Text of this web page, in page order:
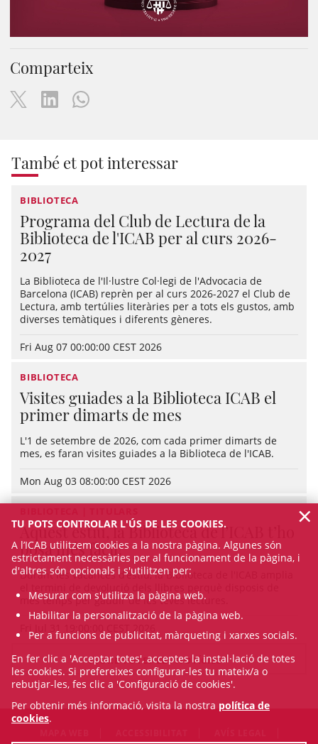
Comparteix
També et pot interessar
BIBLIOTECA
Programa del Club de Lectura de la
Biblioteca de l'ICAB per al curs 2026-
2027
La Biblioteca de l'Il·lustre Col·legi de l'Advocacia de
Barcelona (ICAB) reprèn per al curs 2026-2027 el Club de
Lectura, amb tertúlies literàries per a tots els gustos, amb
diverses temàtiques i diferents gèneres.
Fri Aug 07 00:00:00 CEST 2026
BIBLIOTECA
Visites guiades a la Biblioteca ICAB el
primer dimarts de mes
L'1 de setembre de 2026, com cada primer dimarts de
mes, es faran visites guiades a la Biblioteca de l'ICAB.
Mon Aug 03 08:00:00 CEST 2026
Aquest estiu, la Biblioteca de l’ICAB t’ho
posa més fàcil!
Durant les vacances d’estiu, la Biblioteca de l'ICAB amplia
més temps per gaudir de les teves lectures.
Fri Jul 31 19:00:00 CEST 2026
VEURE TOTES LES NOTÍCIES
TU POTS CONTROLAR L'ÚS DE LES COOKIES.
A l’ICAB utilitzem cookies a la nostra pàgina. Algunes són
estrictament necessàries per al funcionament de la pàgina, i
d'altres són opcionals i s'utilitzen per:
Mesurar com s'utilitza la pàgina web.
Habilitar la personalització de la pàgina web.
Per a funcions de publicitat, màrqueting i xarxes socials.
En fer clic a 'Acceptar totes', acceptes la instal·lació de totes
les cookies. Si prefereixes configurar-les tu mateix/a o
rebutjar-les, fes clic a 'Configuració de cookies'.
Per obtenir més informació, visita la nostra política de
cookies.
×